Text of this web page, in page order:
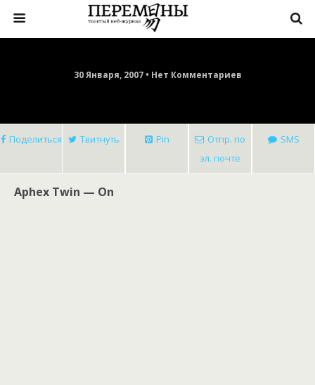
30 Января, 2007 • Нет Комментариев
Поделиться Твитнуть Pin
Отпр. по
эл. почте
SMS
Aphex Twin — On